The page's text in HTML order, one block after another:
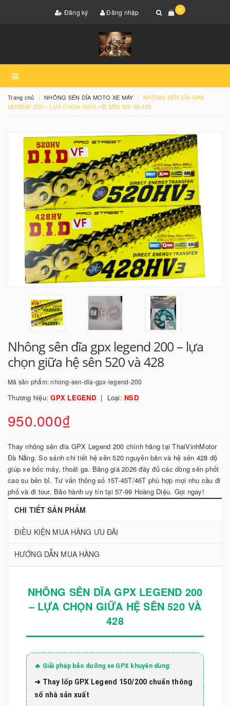
Đăng ký Đăng nhập 0
Trang chủ NHÔNG SÊN DĨA MOTO XE MÁY
NHÔNG SÊN DĨA GPX
LEGEND 200 – LỰA CHỌN GIỮA HỆ SÊN 520 VÀ 428
Nhông sên dĩa gpx legend 200 – lựa
chọn giữa hệ sên 520 và 428
Mã sản phẩm:nhong-sen-dia-gpx-legend-200
Thương hiệu:GPX LEGEND Loại: NSD
950.000₫
Thay nhông sên dĩa GPX Legend 200 chính hãng tại ThaiVinhMotor
Đà Nẵng. So sánh chi tiết hệ sên 520 nguyên bản và hệ sên 428 độ
giúp xe bốc máy, thoát ga. Bảng giá 2026 đầy đủ các dòng sên phốt
cao su bền bỉ. Tư vấn thông số 15T-45T/46T phù hợp mọi nhu cầu đi
phố và đi tour. Bảo hành uy tín tại 57-99 Hoàng Diệu. Gọi ngay!
CHI TIẾT SẢN PHẨM
ĐIỀU KIỆN MUA HÀNG ƯU ĐÃI
HƯỚNG DẪN MUA HÀNG
NHÔNG SÊN DĨA GPX LEGEND 200
– LỰA CHỌN GIỮA HỆ SÊN 520 VÀ
428
🔥 Giải pháp bảo dưỡng xe GPX khuyên dùng:
➜ Thay lốp GPX Legend 150/200 chuẩn thông
số nhà sản xuất